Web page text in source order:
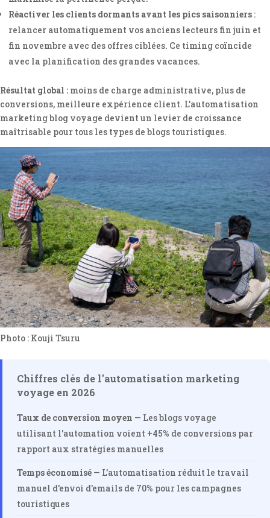
Réactiver les clients dormants avant les pics saisonniers :
relancer automatiquement vos anciens lecteurs fin juin et
fin novembre avec des offres ciblées. Ce timing coïncide
avec la planification des grandes vacances.
Résultat global : moins de charge administrative, plus de
conversions, meilleure expérience client. L’automatisation
marketing blog voyage devient un levier de croissance
maîtrisable pour tous les types de blogs touristiques.
Photo : Kouji Tsuru
Chiffres clés de l'automatisation marketing
voyage en 2026
Taux de conversion moyen — Les blogs voyage
utilisant l'automation voient +45% de conversions par
rapport aux stratégies manuelles
Temps économisé — L'automatisation réduit le travail
manuel d'envoi d'emails de 70% pour les campagnes
touristiques